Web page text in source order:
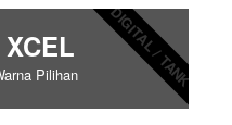
Pilihan DIGITAL / TANK